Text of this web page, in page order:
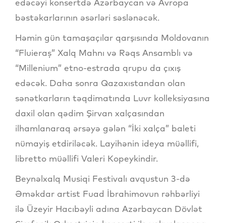
bəstəkarlarının əsərləri səslənəcək.
Həmin gün tamaşaçılar qarşısında Moldovanın
“Fluieraș” Xalq Mahnı və Rəqs Ansamblı və
“Millenium” etno-estrada qrupu da çıxış
edəcək. Daha sonra Qazaxıstandan olan
sənətkarların təqdimatında Luvr kolleksiyasına
daxil olan qədim Şirvan xalçasından
ilhamlanaraq ərsəyə gələn “İki xalça” baleti
nümayiş etdiriləcək. Layihənin ideya müəllifi,
libretto müəllifi Valeri Kopeykindir.
Beynəlxalq Musiqi Festivalı avqustun 3-də
Əməkdar artist Fuad İbrahimovun rəhbərliyi
ilə Üzeyir Hacıbəyli adına Azərbaycan Dövlət